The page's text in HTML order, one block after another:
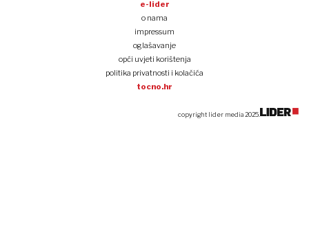
e-lider
o nama
impressum
oglašavanje
opći uvjeti korištenja
politika privatnosti i kolačića
tocno.hr
copyright lider media 2025.